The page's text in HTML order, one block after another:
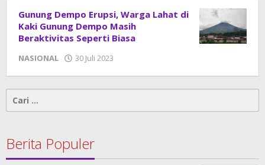
Gunung Dempo Erupsi, Warga Lahat di
Kaki Gunung Dempo Masih
Beraktivitas Seperti Biasa
NASIONAL 30 Juli 2023
Cari
untuk:
Berita Populer